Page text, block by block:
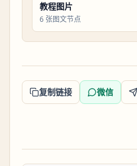
教程图片
6 张图文节点
复制链接 微信